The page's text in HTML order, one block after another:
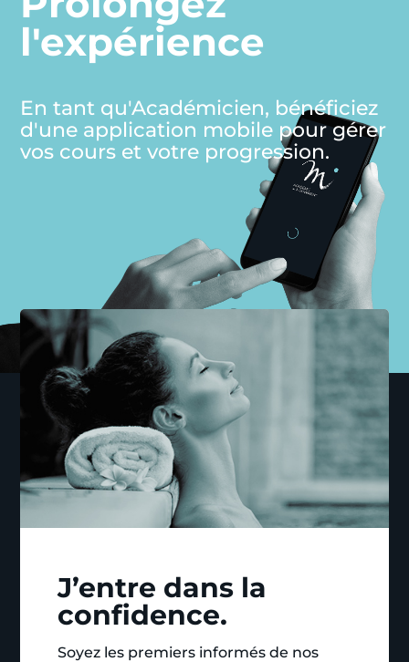
l'expérience
En tant qu'Académicien, bénéficiez
d'une application mobile pour gérer
vos cours et votre progression.
J’entre dans la
confidence.
Soyez les premiers informés de nos